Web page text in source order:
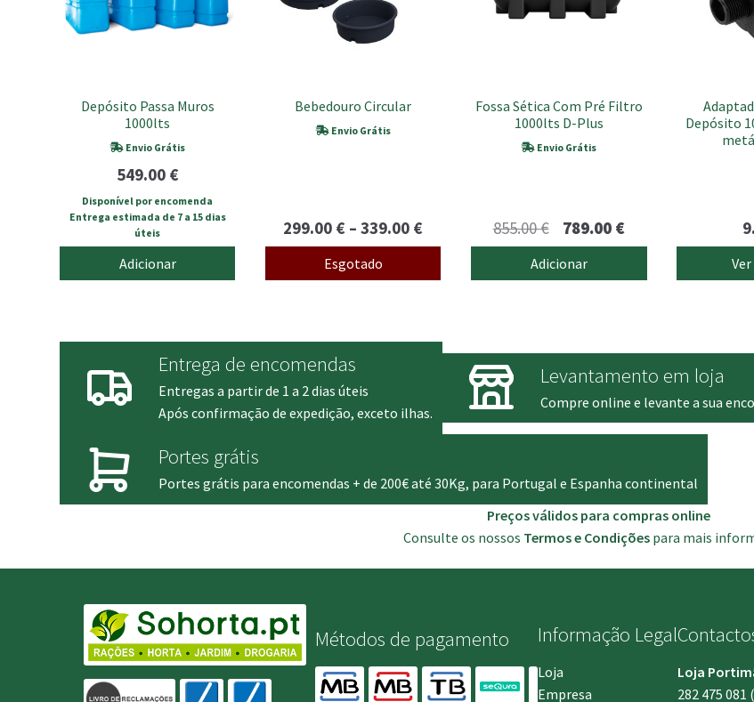
Depósito Passa Muros
1000lts
Envio Grátis
549.00 €
Disponível por encomenda
Entrega estimada de 7 a 15 dias
úteis
Adicionar
Bebedouro Circular
Envio Grátis
299.00 € – 339.00 €
range:
299.00 €
Esgotado
The
Fossa Sética Com Pré Filtro
1000lts D-Plus
Envio Grátis
855.00€
preço
original
789.00 €O
preço
atual
Adicionar
Depósito
the
Entrega de encomendas
Entregas a partir de 1 a 2 dias úteis
Após confirmação de expedição, exceto ilhas.
Levantamento em loja
Compre online e levante a sua
Portes grátis
Portes grátis para encomendas + de 200€ até 30Kg, para Portugal e Espanha continental
Preços válidos para compras online
Consulte os nossos Termos e Condições para mais
Métodos de pagamento Informação Legal
Loja
Empresa
Loja
282 475 081